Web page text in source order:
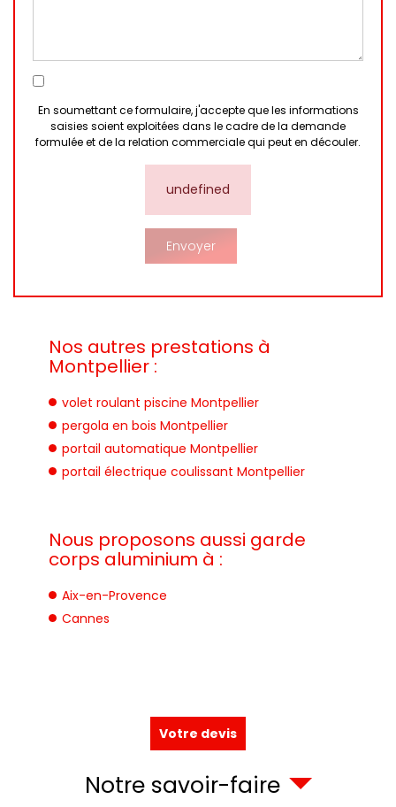
En soumettant ce formulaire, j'accepte que les informations
saisies soient exploitées dans le cadre de la demande
formulée et de la relation commerciale qui peut en découler.
undefined
Nos autres prestations à
Montpellier :
volet roulant piscine Montpellier
pergola en bois Montpellier
portail automatique Montpellier
portail électrique coulissant Montpellier
Nous proposons aussi garde
corps aluminium à :
Aix-en-Provence
Cannes
Votre devis
Notre savoir-faire